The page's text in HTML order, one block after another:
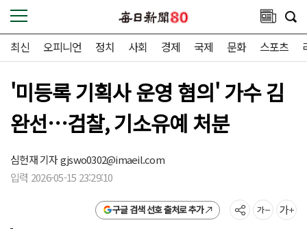
최신 오피니언 정치 사회 경제 국제 문화 스포츠
'미등록 기획사 운영 혐의' 가수 김
완선…검찰, 기소유예 처분
심헌재 기자gjswo0302@imaeil.com
입력 2026-05-15 23:29:10
구글 검색 선호 출처로 추가